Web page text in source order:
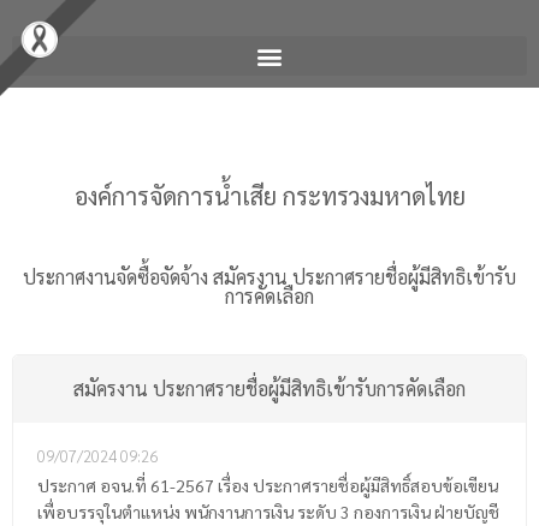
องค์การจัดการน้ำเสีย กระทรวงมหาดไทย
ประกาศงานจัดซื้อจัดจ้าง สมัครงาน ประกาศรายชื่อผู้มีสิทธิเข้ารับ
การคัดเลือก
สมัครงาน ประกาศรายชื่อผู้มีสิทธิเข้ารับการคัดเลือก
09/07/202409:26
ประกาศ อจน.ที่ 61-2567 เรื่อง ประกาศรายชื่อผู้มีสิทธิ์สอบข้อเขียน
เพื่อบรรจุในตำแหน่ง พนักงานการเงิน ระดับ 3 กองการเงิน ฝ่ายบัญชี